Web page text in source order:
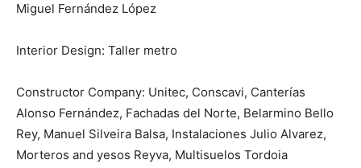
Miguel Fernández López
Interior Design: Taller metro
Constructor Company: Unitec, Conscavi, Canterías
Alonso Fernández, Fachadas del Norte, Belarmino Bello
Rey, Manuel Silveira Balsa, Instalaciones Julio Alvarez,
Morteros and yesos Reyva, Multisuelos Tordoia